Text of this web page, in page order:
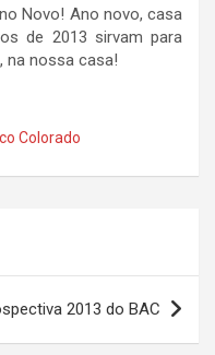
Novo! Ano novo, casa
de 2013 sirvam para
na nossa casa!
Colorado
2013 do BAC